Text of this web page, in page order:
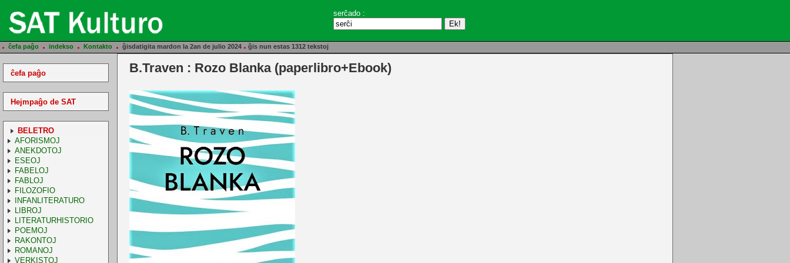
serĉado :
. ĉefa paĝo . indekso . Kontakto . ĝisdatigita mardon la 2an de julio 2024 . ĝis nun estas 1312 tekstoj
ĉefa paĝo
Hejmpaĝo de SAT
BELETRO
AFORISMOJ
ANEKDOTOJ
ESEOJ
FABELOJ
FABLOJ
FILOZOFIO
INFANLITERATURO
LIBROJ
LITERATURHISTORIO
POEMOJ
RAKONTOJ
ROMANOJ
VERKISTOJ
B.Traven : Rozo Blanka (paperlibro+Ebook)